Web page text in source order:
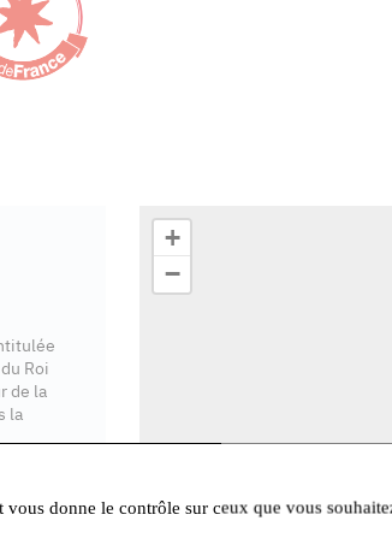
Roi
de la
la
+
−
vous donne le contrôle sur ceux que vous